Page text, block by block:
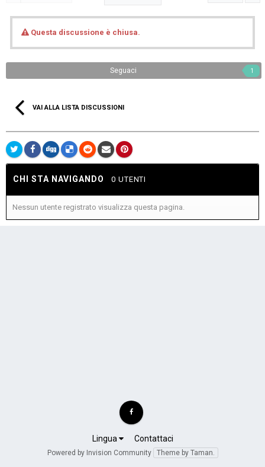
Questa discussione è chiusa.
Seguaci 1
VAI ALLA LISTA DISCUSSIONI
CHI STA NAVIGANDO 0 UTENTI
Nessun utente registrato visualizza questa pagina.
Lingua Contattaci
Powered by Invision Community Theme by Taman.